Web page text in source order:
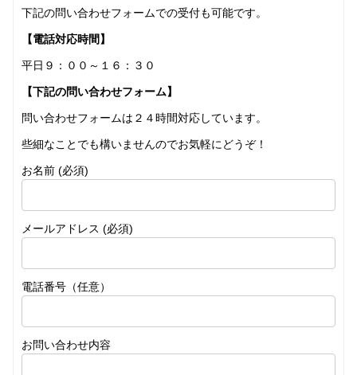
下記の問い合わせフォームでの受付も可能です。
【電話対応時間】
平日９：００～１６：３０
【下記の問い合わせフォーム】
問い合わせフォームは２４時間対応しています。
些細なことでも構いませんのでお気軽にどうぞ！
お名前 (必須)
メールアドレス (必須)
電話番号（任意）
お問い合わせ内容